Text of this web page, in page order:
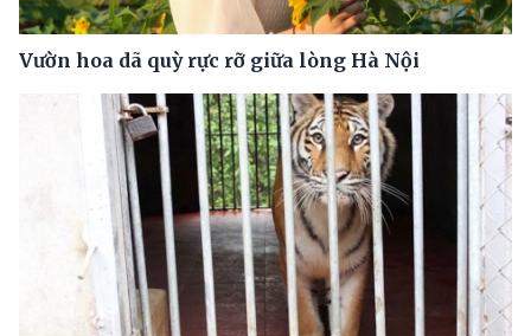
Vườn hoa dã quỳ rực rỡ giữa lòng Hà Nội